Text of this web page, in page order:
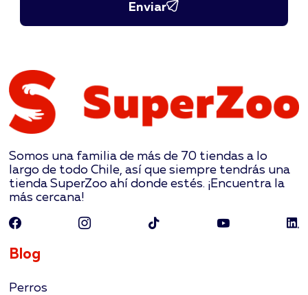
Enviar
Somos una familia de más de 70 tiendas a lo
largo de todo Chile, así que siempre tendrás una
tienda SuperZoo ahí donde estés. ¡Encuentra la
más cercana!
Blog
Perros